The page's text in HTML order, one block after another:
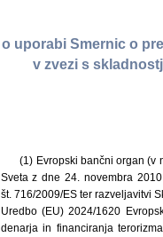
o uporabi Smernic o
v zvezi s
(1) Evropski bančni organ (v
Sveta z dne 24. novembra
št. 716/2009/ES ter razveljavitvi
Uredbo (EU) 2024/1620
denarja in financiranja